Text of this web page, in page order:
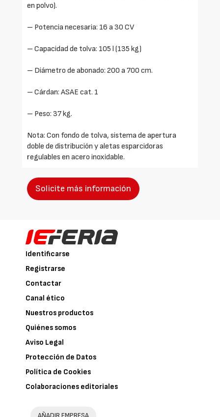
en polvo).
– Potencia necesaria: 16 a 30 CV
– Capacidad de tolva: 105 l (135 kg)
– Diámetro de abonado: 200 a 700 cm.
– Cárdan: ASAE cat. 1
– Peso: 37 kg.
Nota: Con fondo de tolva, sistema de apertura
doble de distribución y aletas esparcidoras
regulables en acero inoxidable.
Solicite más información
Identificarse
Registrarse
Contactar
Canal ético
Nuestros productos
Quiénes somos
Aviso Legal
Protección de Datos
Política de Cookies
Colaboraciones editoriales
AÑADIR EMPRESA